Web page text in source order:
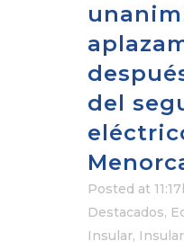
del
Posted at
Destacados,
Insular,